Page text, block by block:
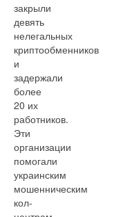
закрыли
девять
нелегальных
криптообменников
и
задержали
более
20 их
работников.
Эти
организации
помогали
украинским
мошенническим
кол-